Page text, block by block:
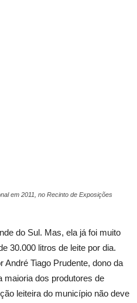
em 2011, no Recinto de Exposições
do Sul. Mas, ela já foi muito
30.000 litros de leite por dia.
Tiago Prudente, dono da
maioria dos produtores de
leiteira do município não deve